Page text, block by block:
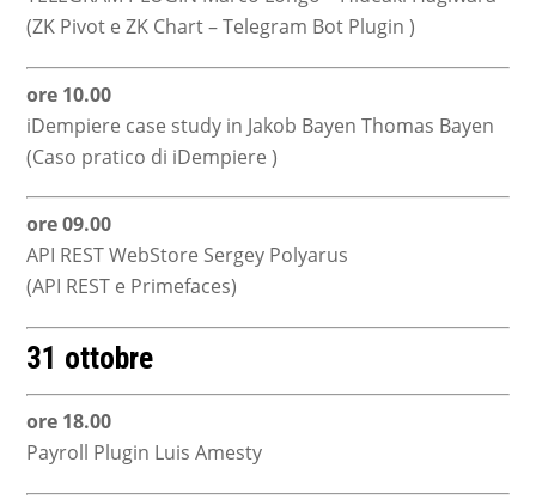
(ZK Pivot e ZK Chart – Telegram Bot Plugin )
ore 10.00
iDempiere case study in Jakob Bayen Thomas Bayen
(Caso pratico di iDempiere )
ore 09.00
API REST WebStore Sergey Polyarus
(API REST e Primefaces)
31 ottobre
ore 18.00
Payroll Plugin Luis Amesty